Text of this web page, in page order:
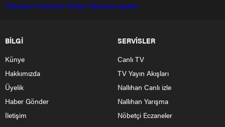
Televizyon Karaman Radyo Karaman gazete
BİLGİ
Künye
Hakkımızda
Üyelik
Haber Gönder
İletişim
SERVİSLER
Canlı TV
TV Yayın Akışları
Nallıhan Canlı izle
Nallıhan Yarışma
Nöbetçi Eczaneler